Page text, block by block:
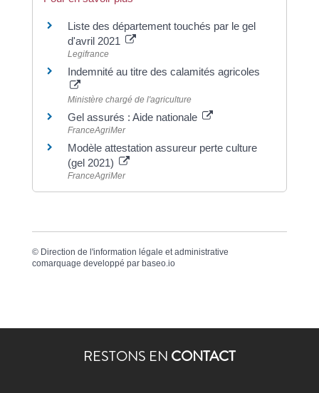
Liste des département touchés par le gel
d'avril 2021
Legifrance
Indemnité au titre des calamités agricoles
Ministère chargé de l'agriculture
Gel assurés : Aide nationale
FranceAgriMer
Modèle attestation assureur perte culture
(gel 2021)
FranceAgriMer
© Direction de l'information légale et administrative
comarquage developpé par baseo.io
RESTONS EN CONTACT